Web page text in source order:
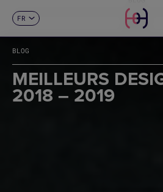
EN
FR
DE
IT
PT
CONTACT
BLOG
MEILLEURS
2018 – 2019